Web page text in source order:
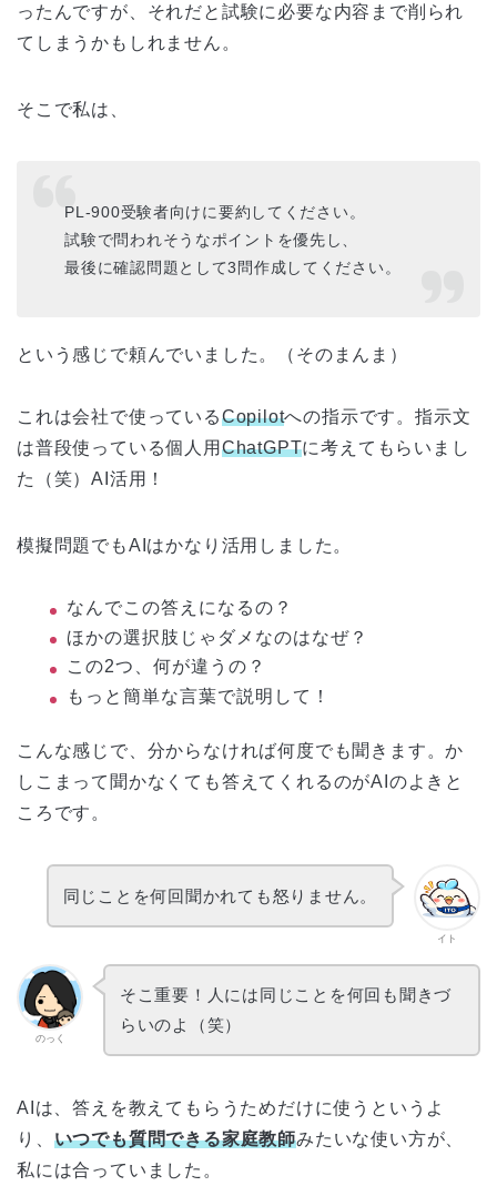
ったんですが、それだと試験に必要な内容まで削られ
てしまうかもしれません。
そこで私は、
PL-900受験者向けに要約してください。
試験で問われそうなポイントを優先し、
最後に確認問題として3問作成してください。
という感じで頼んでいました。（そのまんま）
これは会社で使っているCopilotへの指示です。指示文
は普段使っている個人用 ChatGPTに考えてもらいまし
た（笑）AI活用！
模擬問題でもAIはかなり活用しました。
なんでこの答えになるの？
ほかの選択肢じゃダメなのはなぜ？
この2つ、何が違うの？
もっと簡単な言葉で説明して！
こんな感じで、分からなければ何度でも聞きます。か
しこまって聞かなくても答えてくれるのがAIのよきと
ころです。
イト
同じことを何回聞かれても怒りません。
のっく
そこ重要！人には同じことを何回も聞きづ
らいのよ（笑）
AIは、答えを教えてもらうためだけに使うというよ
り、 いつでも質問できる家庭教師みたいな使い方が、
私には合っていました。